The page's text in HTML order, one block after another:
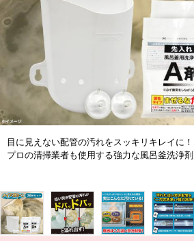
目に見えない配管の汚れをスッキリキレイに！
プロの清掃業者も使用する強力な風呂釜洗浄剤